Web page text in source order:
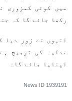
میں کوئی کمزوری
رکھا جائے گا کہ
انہوں نے زور دیا
عدلیہ کی ترجیح
اپنایا جائے گا۔
News ID 1939191